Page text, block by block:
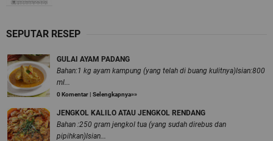
SEPUTAR RESEP
GULAI AYAM PADANG
Bahan:1 kg ayam kampung (yang telah di buang kulitnya)Isian:800
ml...
0 Komentar | Selengkapnya»»
JENGKOL KALILO ATAU JENGKOL RENDANG
Bahan :250 gram jengkol tua (yang sudah direbus dan
pipihkan)Isian...